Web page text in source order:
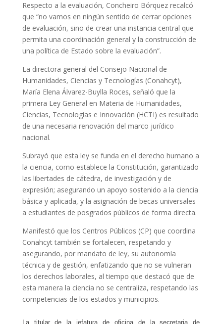
Respecto a la evaluación, Concheiro Bórquez recalcó
que “no vamos en ningún sentido de cerrar opciones
de evaluación, sino de crear una instancia central que
permita una coordinación general y la construcción de
una política de Estado sobre la evaluación”.
La directora general del Consejo Nacional de
Humanidades, Ciencias y Tecnologías (Conahcyt),
María Elena Álvarez-Buylla Roces, señaló que la
primera Ley General en Materia de Humanidades,
Ciencias, Tecnologías e Innovación (HCTI) es resultado
de una necesaria renovación del marco jurídico
nacional.
Subrayó que esta ley se funda en el derecho humano a
la ciencia, como establece la Constitución, garantizado
las libertades de cátedra, de investigación y de
expresión; asegurando un apoyo sostenido a la ciencia
básica y aplicada, y la asignación de becas universales
a estudiantes de posgrados públicos de forma directa.
Manifestó que los Centros Públicos (CP) que coordina
Conahcyt también se fortalecen, respetando y
asegurando, por mandato de ley, su autonomía
técnica y de gestión, enfatizando que no se vulneran
los derechos laborales, al tiempo que destacó que de
esta manera la ciencia no se centraliza, respetando las
competencias de los estados y municipios.
La titular de la jefatura de oficina de la secretaria de